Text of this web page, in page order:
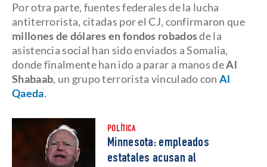
Por otra parte, fuentes federales de la lucha
antiterrorista, citadas por el CJ, confirmaron que
millones de dólares en fondos robadosde la
asistencia social han sido enviados a Somalia,
donde finalmente han ido a parar a manos deAl
Shabaab, un grupo terrorista vinculado con Al
Qaeda.
POLÍTICA
Minnesota: empleados
estatales acusan al